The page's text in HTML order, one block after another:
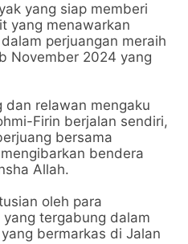
yang siap memberi
yang menawarkan
perjuangan meraih
November 2024 yang
dan relawan mengaku
Firin berjalan sendiri,
bersama
bendera
Allah.
oleh para
tergabung dalam
bermarkas di Jalan